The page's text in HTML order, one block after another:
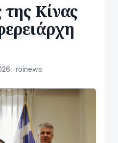
Κίνας
· roinews